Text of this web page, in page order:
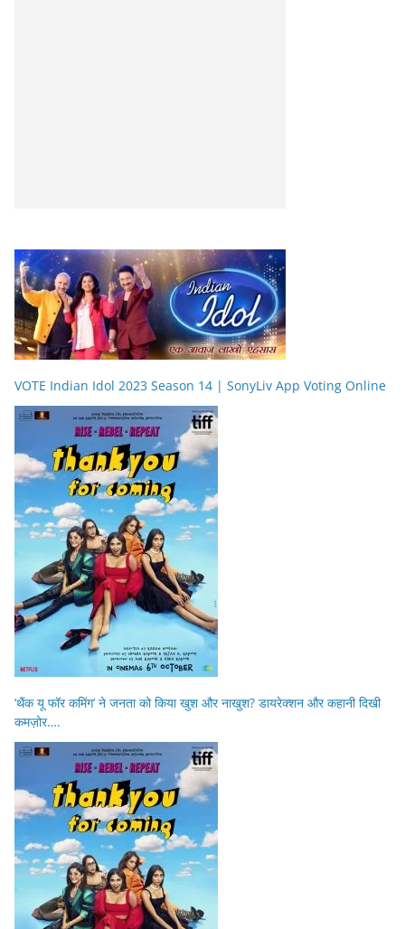
VOTE Indian Idol 2023 Season 14 | SonyLiv App Voting Online
‘थैंक यू फॉर कमिंग’ ने जनता को किया खुश और नाखुश? डायरेक्शन और कहानी दिखी
कमज़ोर….